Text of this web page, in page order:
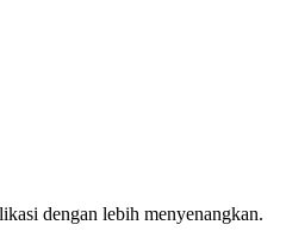
dengan lebih menyenangkan.